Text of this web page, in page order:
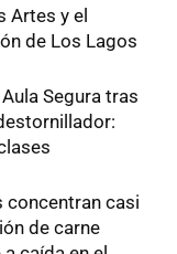
Artes y el
de Los Lagos
Segura tras
concentran casi
de carne